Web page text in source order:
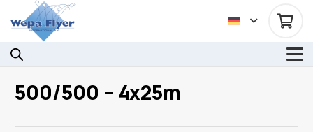
500/500 – 4x25m